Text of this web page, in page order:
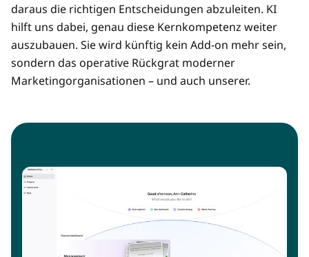
daraus die richtigen Entscheidungen abzuleiten. KI
hilft uns dabei, genau diese Kernkompetenz weiter
auszubauen. Sie wird künftig kein Add-on mehr sein,
sondern das operative Rückgrat moderner
Marketingorganisationen – und auch unserer.